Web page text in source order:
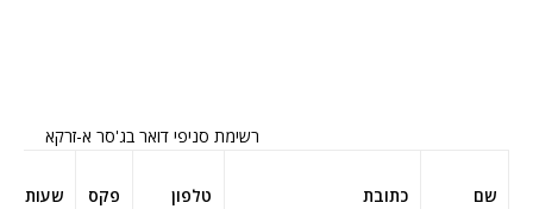
רשימת סניפי דואר בג'סר א-זרקא
שם
כתובת טלפון פקס שעות